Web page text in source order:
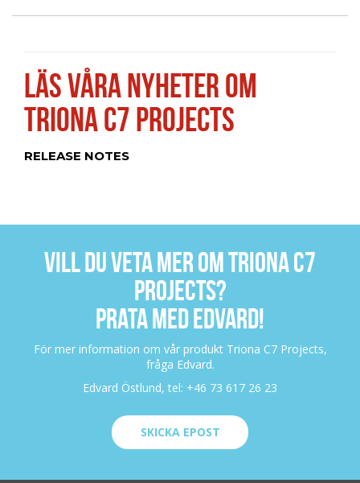
LÄS VÅRA NYHETER OM
TRIONA C7 PROJECTS
RELEASE NOTES
VILL DU VETA MER OM TRIONA C7
PROJECTS?
PRATA MED EDVARD!
För mer information om vår produkt Triona C7 Projects,
fråga Edvard.
Edvard Östlund, tel: +46 73 617 26 23
SKICKA EPOST